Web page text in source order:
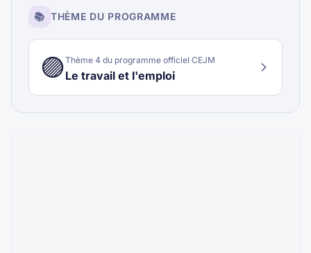
📚 THÈME DU PROGRAMME
🟣 Thème 4 du programme officiel CEJM
Le travail et l'emploi